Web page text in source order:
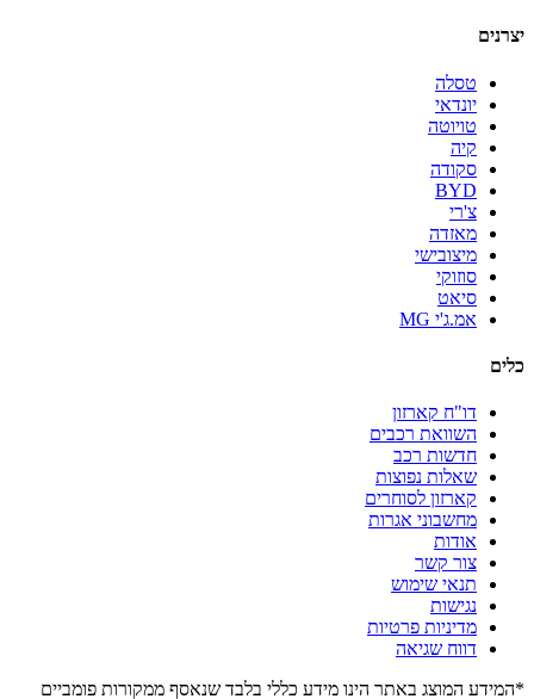
יצרנים
טסלה
יונדאי
טויוטה
קיה
סקודה
BYD
צ'רי
מאזדה
מיצובישי
סוזוקי
סיאט
אמ.ג'י MG
כלים
דו"ח קארזון
השוואת רכבים
חדשות רכב
שאלות נפוצות
קארזון לסוחרים
מחשבוני אגרות
אודות
צור קשר
תנאי שימוש
נגישות
מדיניות פרטיות
דווח שגיאה
*המידע המוצג באתר הינו מידע כללי בלבד שנאסף ממקורות פומביים